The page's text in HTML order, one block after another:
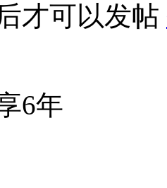
才可以发帖
6年